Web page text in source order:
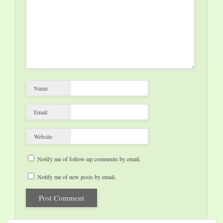
Name
Email
Website
Notify me of follow-up comments by email.
Notify me of new posts by email.